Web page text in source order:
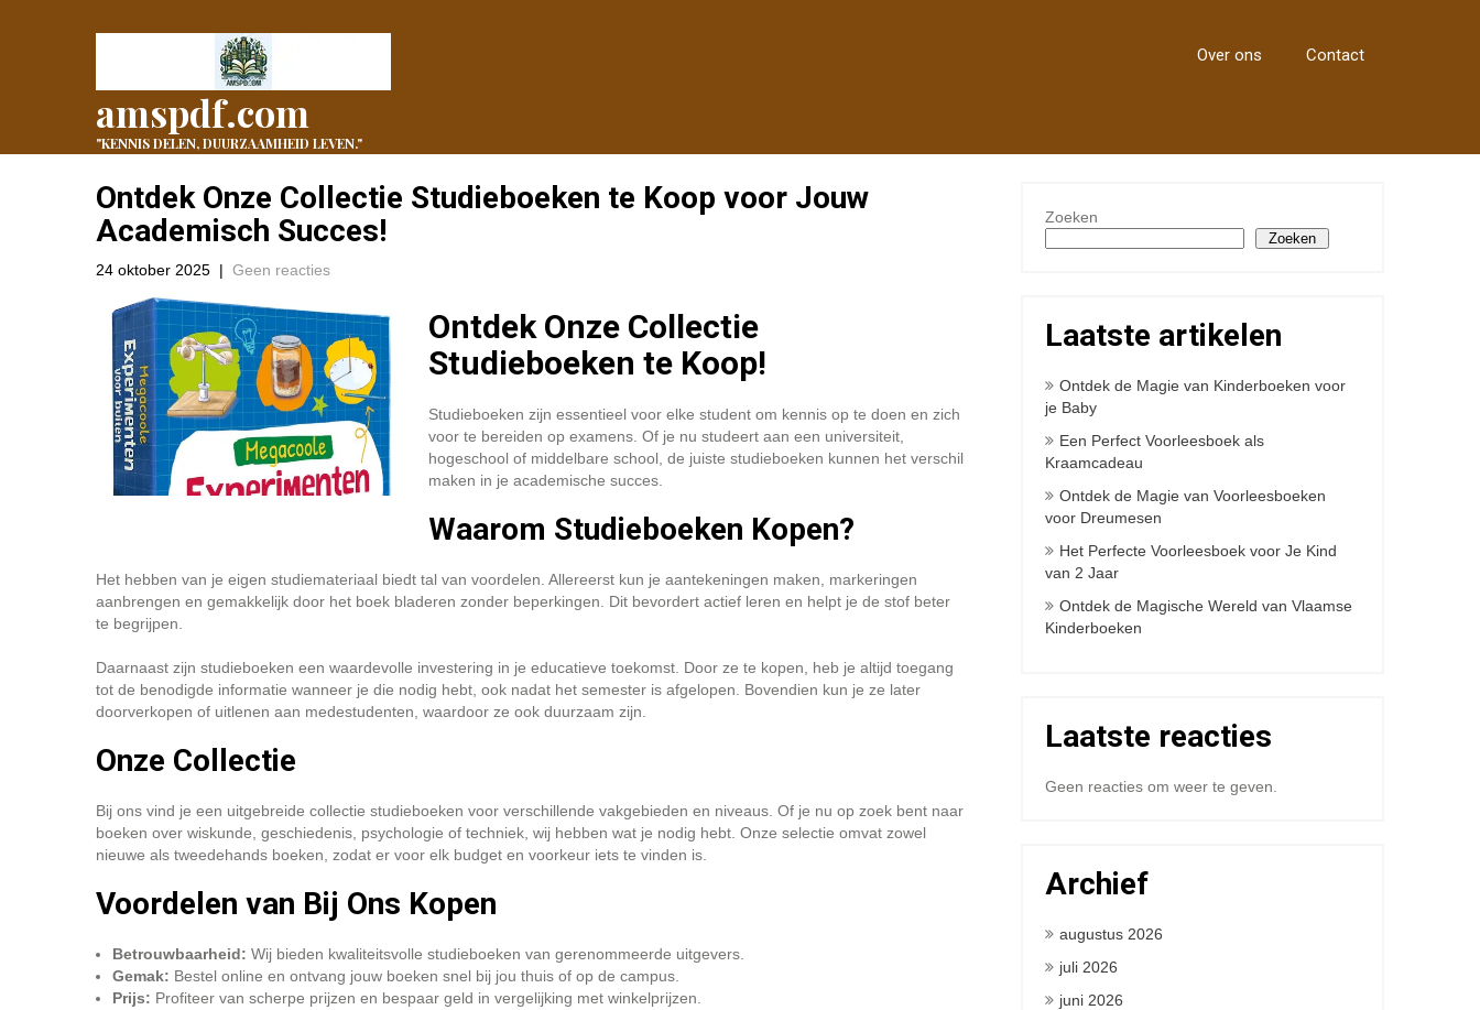
amspdf.com
"KENNIS DELEN, DUURZAAMHEID LEVEN."
Over ons Contact
Ontdek Onze Collectie Studieboeken te Koop voor Jouw
Academisch Succes!
24 oktober 2025 | Geen reacties
Ontdek Onze Collectie
Studieboeken te Koop!
Studieboeken zijn essentieel voor elke student om kennis op te doen en zich
voor te bereiden op examens. Of je nu studeert aan een universiteit,
hogeschool of middelbare school, de juiste studieboeken kunnen het verschil
maken in je academische succes.
Waarom Studieboeken Kopen?
Het hebben van je eigen studiemateriaal biedt tal van voordelen. Allereerst kun je aantekeningen maken, markeringen
aanbrengen en gemakkelijk door het boek bladeren zonder beperkingen. Dit bevordert actief leren en helpt je de stof beter
te begrijpen.
Daarnaast zijn studieboeken een waardevolle investering in je educatieve toekomst. Door ze te kopen, heb je altijd toegang
tot de benodigde informatie wanneer je die nodig hebt, ook nadat het semester is afgelopen. Bovendien kun je ze later
doorverkopen of uitlenen aan medestudenten, waardoor ze ook duurzaam zijn.
Onze Collectie
Bij ons vind je een uitgebreide collectie studieboeken voor verschillende vakgebieden en niveaus. Of je nu op zoek bent naar
boeken over wiskunde, geschiedenis, psychologie of techniek, wij hebben wat je nodig hebt. Onze selectie omvat zowel
nieuwe als tweedehands boeken, zodat er voor elk budget en voorkeur iets te vinden is.
Voordelen van Bij Ons Kopen
Betrouwbaarheid: Wij bieden kwaliteitsvolle studieboeken van gerenommeerde uitgevers.
Gemak: Bestel online en ontvang jouw boeken snel bij jou thuis of op de campus.
Prijs: Profiteer van scherpe prijzen en bespaar geld in vergelijking met winkelprijzen.
Zoeken
Zoeken
Laatste artikelen
Ontdek de Magie van Kinderboeken voor
je Baby
Een Perfect Voorleesboek als
Kraamcadeau
Ontdek de Magie van Voorleesboeken
voor Dreumesen
Het Perfecte Voorleesboek voor Je Kind
van 2 Jaar
Ontdek de Magische Wereld van Vlaamse
Kinderboeken
Laatste reacties
Geen reacties om weer te geven.
Archief
augustus 2026
juli 2026
juni 2026